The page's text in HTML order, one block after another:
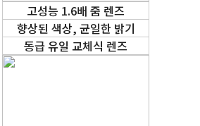
고성능 1.6배 줌 렌즈
향상된 색상, 균일한 밝기
동급 유일 교체식 렌즈